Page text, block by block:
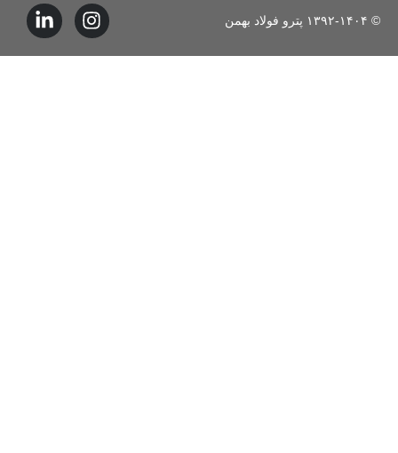
© ۱۳۹۲-۱۴۰۴ پترو فولاد بهمن